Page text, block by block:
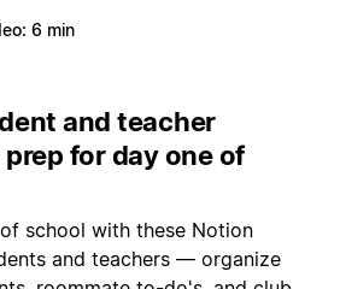
6 min
and teacher
for day one of
school with these Notion
and teachers — organize